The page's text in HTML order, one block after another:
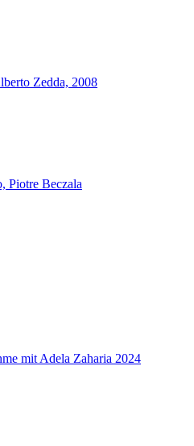
Zedda, 2008
Piotre Beczala
mit Adela Zaharia 2024